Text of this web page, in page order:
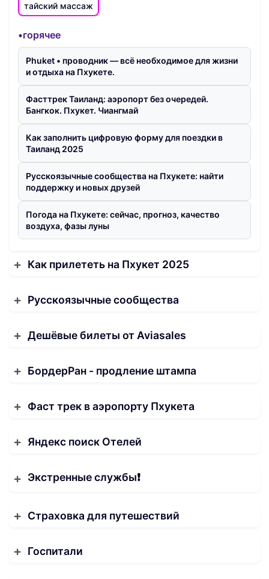
тайский массаж
•горячее
Phuket • проводник — всё необходимое для жизни
и отдыха на Пхукете.
Фасттрек Таиланд: аэропорт без очередей.
Бангкок. Пхукет. Чиангмай
Как заполнить цифровую форму для поездки в
Таиланд 2025
Русскоязычные сообщества на Пхукете: найти
поддержку и новых друзей
Погода на Пхукете: сейчас, прогноз, качество
воздуха, фазы луны
Как прилететь на Пхукет 2025
Русскоязычные сообщества
Дешёвые билеты от Aviasales
БордерРан - продление штампа
Фаст трек в аэропорту Пхукета
Яндекс поиск Отелей
Экстренные службы❗️
Страховка для путешествий
Госпитали